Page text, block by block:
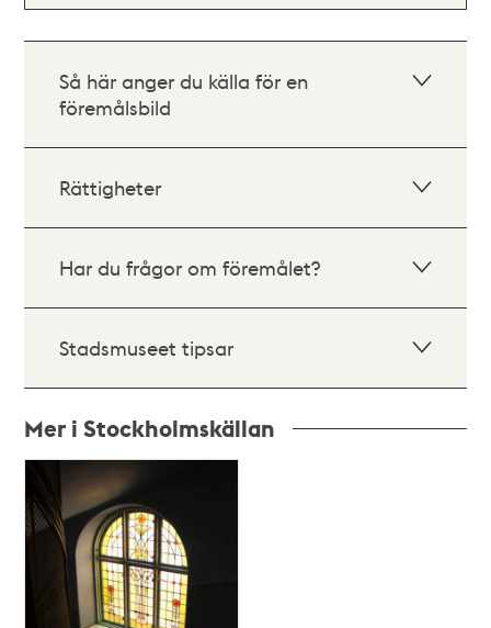
Så här anger du källa för en
föremålsbild
Rättigheter
Har du frågor om föremålet?
Stadsmuseet tipsar
Mer i Stockholmskällan
Relaterade
poster
och
teman